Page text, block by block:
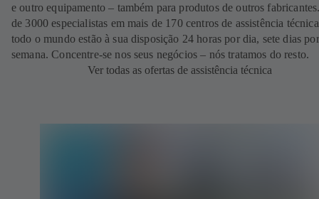
e outro equipamento – também para produtos de outros
de 3000 especialistas em mais de 170 centros de assistência
todo o mundo estão à sua disposição 24 horas por dia, sete dias por
semana. Concentre-se nos seus negócios – nós tratamos do resto.
Ver todas as ofertas de assistência técnica